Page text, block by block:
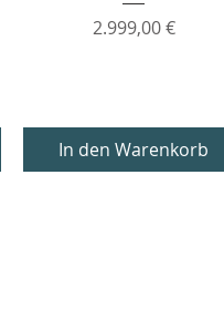
Preis
2.999,00 €
In den Warenkorb